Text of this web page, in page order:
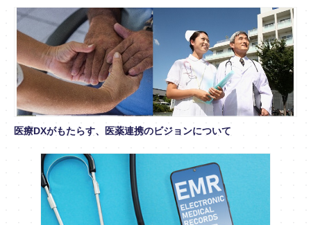
医療DXがもたらす、医薬連携のビジョンについて